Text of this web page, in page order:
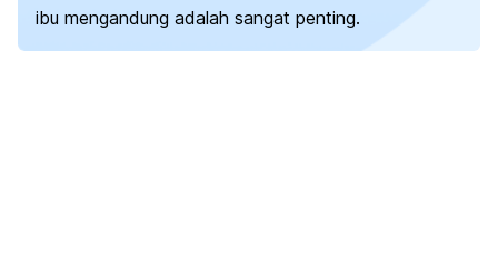
ibu mengandung adalah sangat penting.